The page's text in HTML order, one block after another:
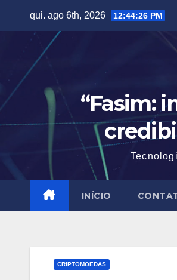
qui. ago 6th, 2026 12:44:27 PM
“Fasim:
INÍCIO
CRIPTOMOEDAS